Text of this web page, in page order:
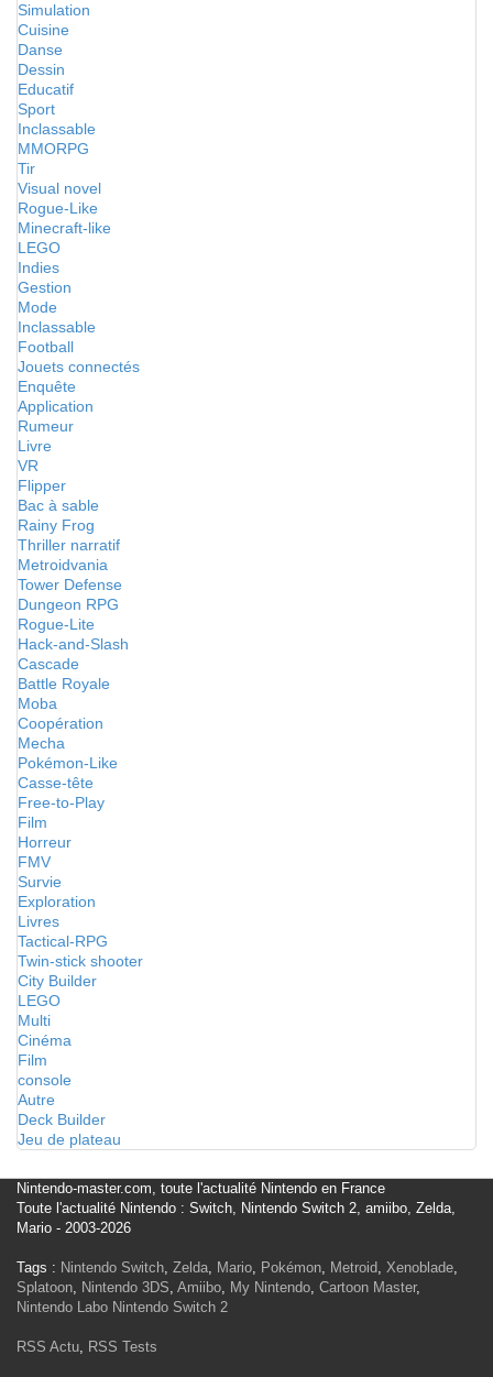
Simulation
Cuisine
Danse
Dessin
Educatif
Sport
Inclassable
MMORPG
Tir
Visual novel
Rogue-Like
Minecraft-like
LEGO
Indies
Gestion
Mode
Inclassable
Football
Jouets connectés
Enquête
Application
Rumeur
Livre
VR
Flipper
Bac à sable
Rainy Frog
Thriller narratif
Metroidvania
Tower Defense
Dungeon RPG
Rogue-Lite
Hack-and-Slash
Cascade
Battle Royale
Moba
Coopération
Mecha
Pokémon-Like
Casse-tête
Free-to-Play
Film
Horreur
FMV
Survie
Exploration
Livres
Tactical-RPG
Twin-stick shooter
City Builder
LEGO
Multi
Cinéma
Film
console
Autre
Deck Builder
Jeu de plateau
Nintendo-master.com, toute l'actualité Nintendo en France
Toute l'actualité Nintendo : Switch, Nintendo Switch 2, amiibo, Zelda,
Mario - 2003-2026
Tags : Nintendo Switch, Zelda, Mario, Pokémon, Metroid, Xenoblade,
Splatoon, Nintendo 3DS, Amiibo, My Nintendo, Cartoon Master,
Nintendo Labo Nintendo Switch 2
RSS Actu, RSS Tests